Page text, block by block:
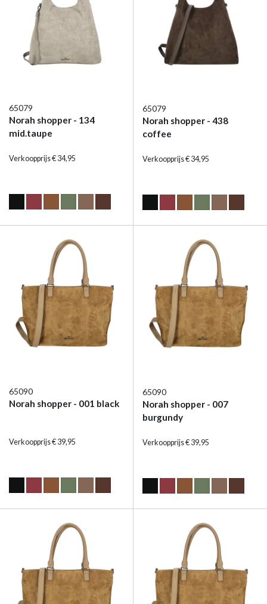
65079
Norah shopper - 134
mid.taupe
Verkoopprijs € 34,95
65079
Norah shopper - 438
coffee
Verkoopprijs € 34,95
65090
Norah shopper - 001 black
Verkoopprijs € 39,95
65090
Norah shopper - 007
burgundy
Verkoopprijs € 39,95